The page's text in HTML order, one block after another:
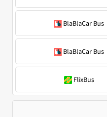
BlaBlaCar Bus
BlaBlaCar Bus
FlixBus